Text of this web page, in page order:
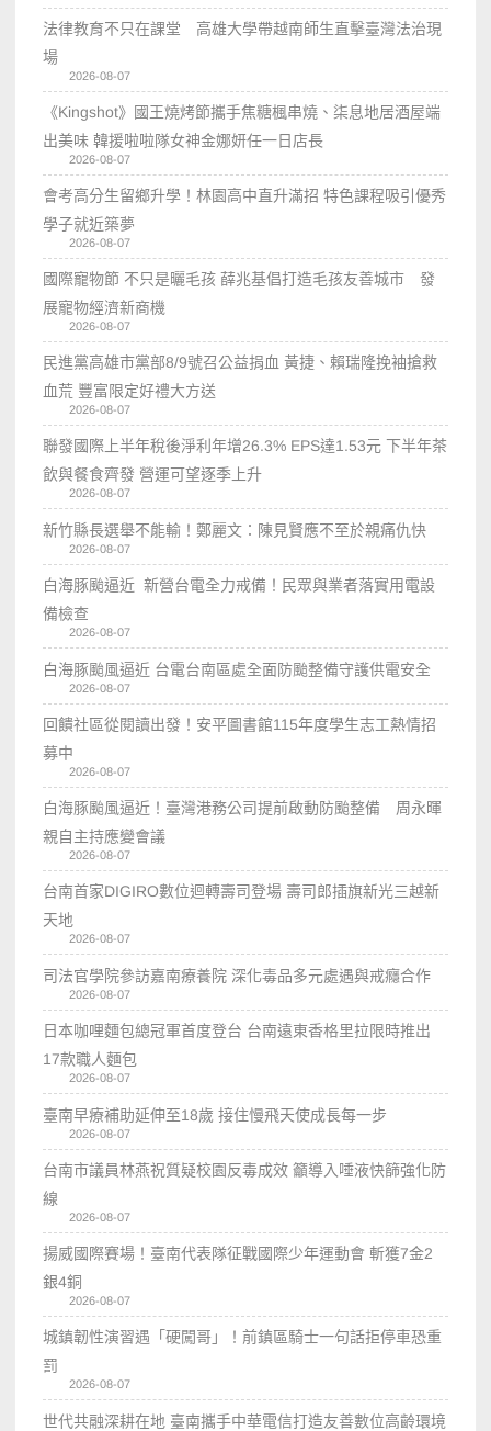
法律教育不只在課堂 高雄大學帶越南師生直擊臺灣法治現
場
2026-08-07
《Kingshot》國王燒烤節攜手焦糖楓串燒、柒息地居酒屋端
出美味 韓援啦啦隊女神金娜妍任一日店長
2026-08-07
會考高分生留鄉升學！林園高中直升滿招 特色課程吸引優秀
學子就近築夢
2026-08-07
國際寵物節 不只是曬毛孩 薛兆基倡打造毛孩友善城市 發
展寵物經濟新商機
2026-08-07
民進黨高雄市黨部8/9號召公益捐血 黃捷、賴瑞隆挽袖搶救
血荒 豐富限定好禮大方送
2026-08-07
聯發國際上半年稅後淨利年增26.3% EPS達1.53元 下半年茶
飲與餐食齊發 營運可望逐季上升
2026-08-07
新竹縣長選舉不能輸！鄭麗文：陳見賢應不至於親痛仇快
2026-08-07
白海豚颱逼近 新營台電全力戒備！民眾與業者落實用電設
備檢查
2026-08-07
白海豚颱風逼近 台電台南區處全面防颱整備守護供電安全
2026-08-07
回饋社區從閱讀出發！安平圖書館115年度學生志工熱情招
募中
2026-08-07
白海豚颱風逼近！臺灣港務公司提前啟動防颱整備 周永暉
親自主持應變會議
2026-08-07
台南首家DIGIRO數位迴轉壽司登場 壽司郎插旗新光三越新
天地
2026-08-07
司法官學院參訪嘉南療養院 深化毒品多元處遇與戒癮合作
2026-08-07
日本咖哩麵包總冠軍首度登台 台南遠東香格里拉限時推出
17款職人麵包
2026-08-07
臺南早療補助延伸至18歲 接住慢飛天使成長每一步
2026-08-07
台南市議員林燕祝質疑校園反毒成效 籲導入唾液快篩強化防
線
2026-08-07
揚威國際賽場！臺南代表隊征戰國際少年運動會 斬獲7金2
銀4銅
2026-08-07
城鎮韌性演習遇「硬闖哥」！前鎮區騎士一句話拒停車恐重
罰
2026-08-07
世代共融深耕在地 臺南攜手中華電信打造友善數位高齡環境